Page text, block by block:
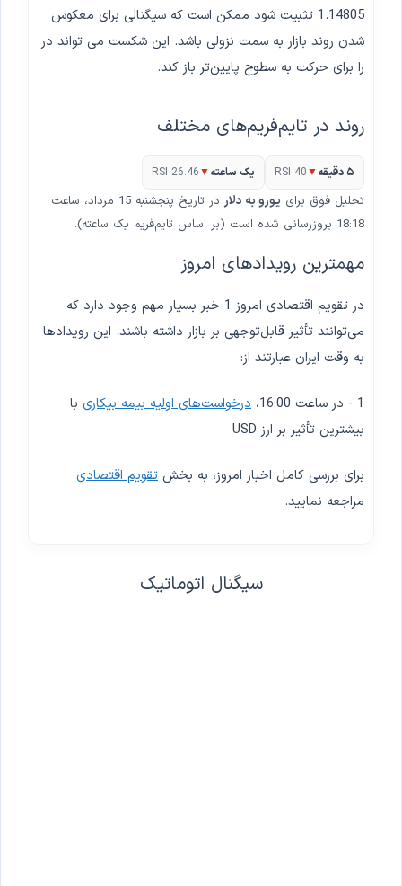
1.14805 تثبیت شود ممکن است که سیگنالی برای معکوس
شدن روند بازار به سمت نزولی باشد. این شکست می تواند در
را برای حرکت به سطوح پایین‌تر باز کند.
روند در تایم‌فریم‌های مختلف
۵ دقیقه ▼
RSI 40 یک ساعته▼
RSI 26.46
تحلیل فوق برای یورو به دلار
در تاریخ پنجشنبه 15 مرداد، ساعت
18:18 بروزرسانی شده است (بر اساس تایم‌فریم یک ساعته).
مهمترین رویدادهای امروز
در تقویم اقتصادی امروز 1 خبر بسیار مهم وجود دارد که
می‌توانند تأثیر قابل‌توجهی بر بازار داشته باشند. این رویدادها
به وقت ایران عبارتند از:
1 - در ساعت 16:00، درخواست‌های اولیه بیمه بیکاری با
بیشترین تأثیر بر ارز USD
برای بررسی کامل اخبار امروز، به بخش تقویم اقتصادی
مراجعه نمایید.
سیگنال اتوماتیک